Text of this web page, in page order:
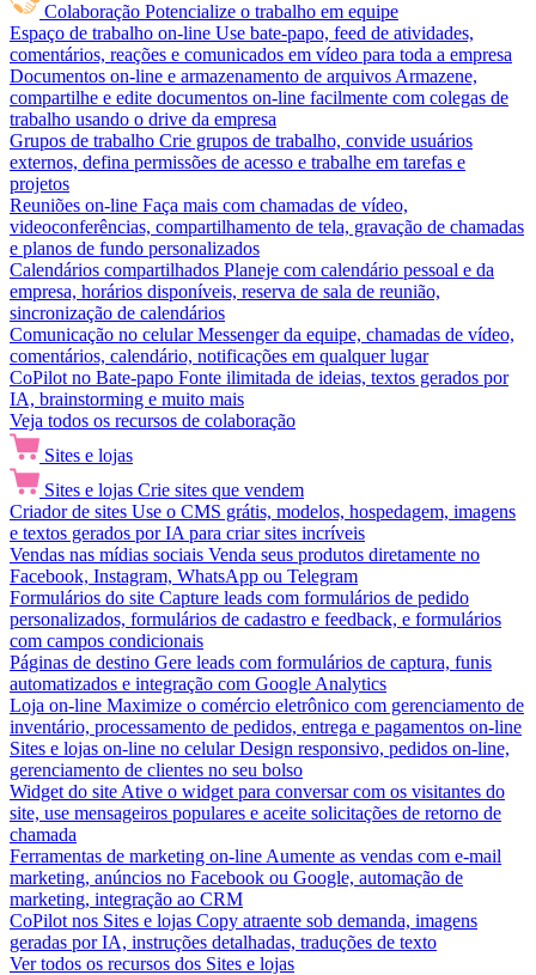
Colaboração Potencialize o trabalho em equipe
Espaço de trabalho on-line Use bate-papo, feed de atividades,
comentários, reações e comunicados em vídeo para toda a empresa
Documentos on-line e armazenamento de arquivos Armazene,
compartilhe e edite documentos on-line facilmente com colegas de
trabalho usando o drive da empresa
Grupos de trabalho Crie grupos de trabalho, convide usuários
externos, defina permissões de acesso e trabalhe em tarefas e
projetos
Reuniões on-line Faça mais com chamadas de vídeo,
videoconferências, compartilhamento de tela, gravação de chamadas
e planos de fundo personalizados
Calendários compartilhados Planeje com calendário pessoal e da
empresa, horários disponíveis, reserva de sala de reunião,
sincronização de calendários
Comunicação no celular Messenger da equipe, chamadas de vídeo,
comentários, calendário, notificações em qualquer lugar
CoPilot no Bate-papo Fonte ilimitada de ideias, textos gerados por
IA, brainstorming e muito mais
Veja todos os recursos de colaboração
Sites e lojas
Sites e lojas Crie sites que vendem
Criador de sites Use o CMS grátis, modelos, hospedagem, imagens
e textos gerados por IA para criar sites incríveis
Vendas nas mídias sociais Venda seus produtos diretamente no
Facebook, Instagram, WhatsApp ou Telegram
Formulários do site Capture leads com formulários de pedido
personalizados, formulários de cadastro e feedback, e formulários
com campos condicionais
Páginas de destino Gere leads com formulários de captura, funis
automatizados e integração com Google Analytics
Loja on-line Maximize o comércio eletrônico com gerenciamento de
inventário, processamento de pedidos, entrega e pagamentos on-line
Sites e lojas on-line no celular Design responsivo, pedidos on-line,
gerenciamento de clientes no seu bolso
Widget do site Ative o widget para conversar com os visitantes do
site, use mensageiros populares e aceite solicitações de retorno de
chamada
Ferramentas de marketing on-line Aumente as vendas com e-mail
marketing, anúncios no Facebook ou Google, automação de
marketing, integração ao CRM
CoPilot nos Sites e lojas Copy atraente sob demanda, imagens
geradas por IA, instruções detalhadas, traduções de texto
Ver todos os recursos dos Sites e lojas